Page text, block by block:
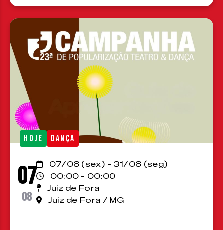
HOJE DANÇA
07
08
07/08 (sex) - 31/08 (seg)
00:00 - 00:00
Juiz de Fora
Juiz de Fora / MG